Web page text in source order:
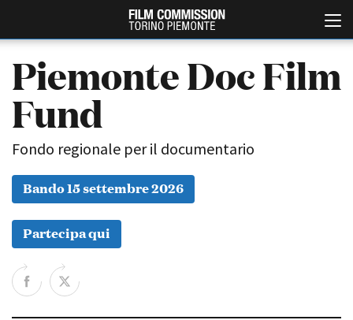
Chi siamo
Storia della Fondazione
Piemonte Doc Film
Fund
Fondo regionale per il documentario
Bando 15 settembre 2026
Partecipa qui